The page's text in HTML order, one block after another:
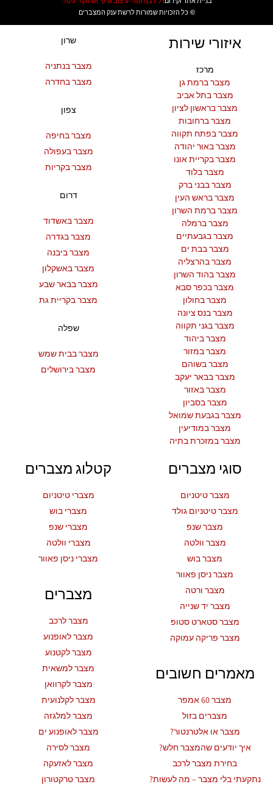
©כל הזכויות שמורות לרשת ענק המצברים
איזורי שירות
מרכז
מצבר ברמת גן
מצבר בתל אביב
מצבר בראשון לציון
מצבר ברחובות
מצבר בפתח תקווה
מצבר באור יהודה
מצבר בקריית אונו
מצבר בלוד
מצבר בבני ברק
מצבר בראש העין
מצבר ברמת השרון
מצבר ברמלה
מצבר בגבעתיים
מצבר בבת ים
מצבר בהרצליה
מצבר בהוד השרון
מצבר בכפר סבא
מצבר בחולון
מצבר בנס ציונה
מצבר בגני תקווה
מצבר ביהוד
מצבר במזור
מצבר בשוהם
מצבר בבאר יעקב
מצבר באזור
מצבר בסביון
מצבר בגבעת שמואל
מצבר במודיעין
מצבר במזכרת בתיה
שרון
מצבר בנתניה
מצבר בחדרה
צפון
מצבר בחיפה
מצבר בעפולה
מצבר בקריות
דרום
מצבר באשדוד
מצבר בגדרה
מצבר ביבנה
מצבר באשקלון
מצבר בבאר שבע
מצבר בקריית גת
שפלה
מצבר בבית שמש
מצבר בירושלים
סוגי מצברים
מצבר טיטניום
מצבר טיטניום גולד
מצבר שנפ
מצבר וולטה
מצבר בוש
מצבר ניסן פאוור
מצבר ורטה
מצבר יד שנייה
מצבר סטארט סטופ
מצבר פריקה עמוקה
מאמרים חשובים
מצבר 60 אמפר
מצברים בזול
מצבר או אלטרנטור?
איך יודעים שהמצבר חלש?
בחירת מצבר לרכב
נתקעתי בלי מצבר – מה לעשות?
קטלוג מצברים
מצברי טיטניום
מצברי בוש
מצברי שנפ
מצברי וולטה
מצברי ניסן פאוור
מצברים
מצבר לרכב
מצבר לאופנוע
מצבר לקטנוע
מצבר למשאית
מצבר לקרוואן
מצבר לקלנועית
מצבר למלגזה
מצבר לאופנוע ים
מצבר לסירה
מצבר לאזעקה
מצבר טרקטורון